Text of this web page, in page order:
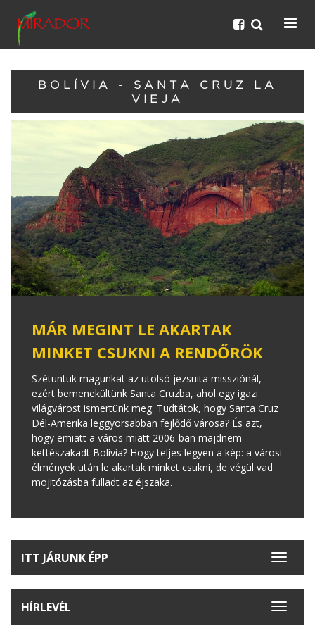
BOLÍVIA - SANTA CRUZ LA
VIEJA
MÁR MEGINT LE AKARTAK
MINKET CSUKNI A RENDŐRÖK
Szétuntuk magunkat az utolsó jezsuita missziónál,
ezért bemenekültünk Santa Cruzba, ahol egy igazi
világvárost ismertünk meg. Tudtátok, hogy Santa Cruz
Dél-Amerika leggyorsabban fejlődő városa? És azt,
hogy emiatt a város miatt 2006-ban majdnem
kettészakadt Bolívia? Hogy teljes legyen a kép: a városi
élmények után le akartak minket csukni, de végül vad
mojitózásba fulladt az éjszaka.
Toggle
ITT JÁRUNK ÉPP
Toggle
HÍRLEVÉL